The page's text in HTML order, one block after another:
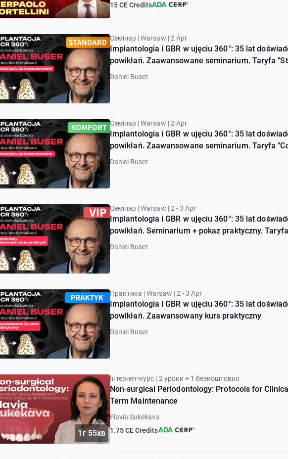
15 CE Credits
Семінар | Warsaw | 2 Apr
Implantologia i GBR w ujęciu 360°: 35 lat
powikłań. Zaawansowane seminarium. Taryfa
Daniel Buser
Семінар | Warsaw | 2 Apr
Implantologia i GBR w ujęciu 360°: 35 lat
powikłań. Zaawansowane seminarium. Taryfa
Daniel Buser
Семінар | Warsaw | 2 - 3 Apr
Implantologia i GBR w ujęciu 360°: 35 lat
powikłań. Seminarium + pokaz praktyczny.
Daniel Buser
Практика | Warsaw | 2 - 3 Apr
Implantologia i GBR w ujęciu 360°: 35 lat
powikłań. Zaawansowany kurs praktyczny
Daniel Buser
1г 55хв
Інтернет-курс | 2 уроки + 1 безкоштовно
Non-surgical Periodontology: Protocols for
Term Maintenance
Flavia Sukekava
1.75 CE Credits